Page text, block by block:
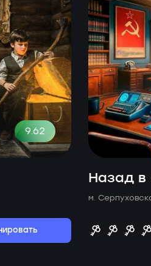
9.62
Назад в
м.